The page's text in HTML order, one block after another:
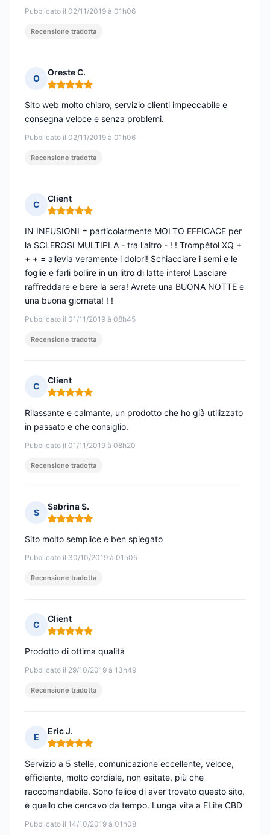
Pubblicato il 02/11/2019 à 01h06
Recensione tradotta
O
Oreste C.
Nota: 5 su 5
Pubblicato il 02/11/2019 à 01h06
Sito web molto chiaro, servizio clienti impeccabile e
consegna veloce e senza problemi.
Recensione tradotta
C
Client
Nota: 5 su 5
Pubblicato il 01/11/2019 à 08h45
IN INFUSIONI = particolarmente MOLTO EFFICACE per
la SCLEROSI MULTIPLA - tra l'altro - ! ! Trompétol XQ +
+ + = allevia veramente i dolori! Schiacciare i semi e le
foglie e farli bollire in un litro di latte intero! Lasciare
raffreddare e bere la sera! Avrete una BUONA NOTTE e
una buona giornata! ! !
Recensione tradotta
C
Client
Nota: 5 su 5
Pubblicato il 01/11/2019 à 08h20
Rilassante e calmante, un prodotto che ho già utilizzato
in passato e che consiglio.
Recensione tradotta
S
Sabrina S.
Nota: 5 su 5
Pubblicato il 30/10/2019 à 01h05
Sito molto semplice e ben spiegato
Recensione tradotta
C
Client
Nota: 5 su 5
Pubblicato il 29/10/2019 à 13h49
Prodotto di ottima qualità
Recensione tradotta
E
Eric J.
Nota: 5 su 5
Pubblicato il 14/10/2019 à 01h08
Servizio a 5 stelle, comunicazione eccellente, veloce,
efficiente, molto cordiale, non esitate, più che
raccomandabile. Sono felice di aver trovato questo sito,
è quello che cercavo da tempo. Lunga vita a ELite CBD